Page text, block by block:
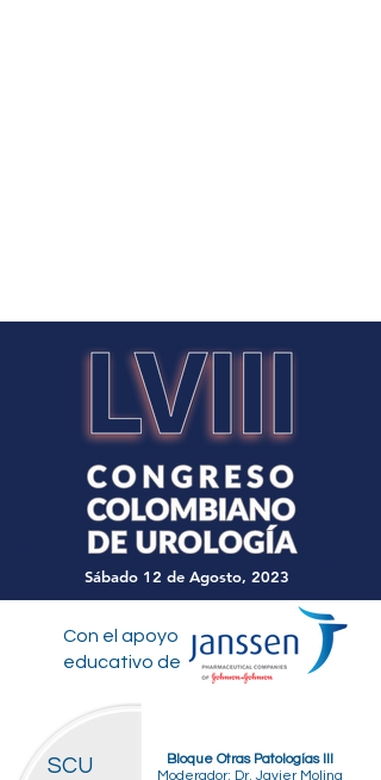
Sábado 12 de Agosto, 2023
Con el apoyo
educativo de
SCU
Bloque Otras Patologías lll
Moderador: Dr. Javier Molina